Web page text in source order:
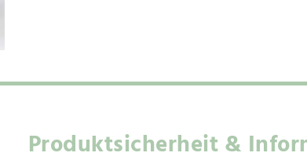
Produktsicherheit &